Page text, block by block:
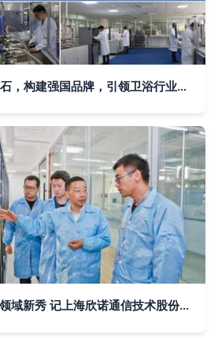
恒洁卫浴 以技术为基石，构建强国品牌，引领卫浴行业高质量发展新格局
“小途安”拉出5G细分领域新秀 记上海欣诺通信技术股份董事长谢虎的通信技术研发之路